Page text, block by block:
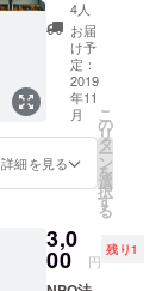
三雄さ
んの心
癒され
る口笛
CDと
ISAO
STORY
をリ
ターン
か？ぜ
ひISAO
わの
会」を
応援 今
年の9月
で開催
100回！
え〜わ
の会 パ
ンフ
レット
え〜わ
の会は
当事者
4人
お届
け予
定：
2019
年11
月
詳細を見る
こ
の
リ
タ
ー
ン
を
選
択
す
る
3,0
00 円
残り1